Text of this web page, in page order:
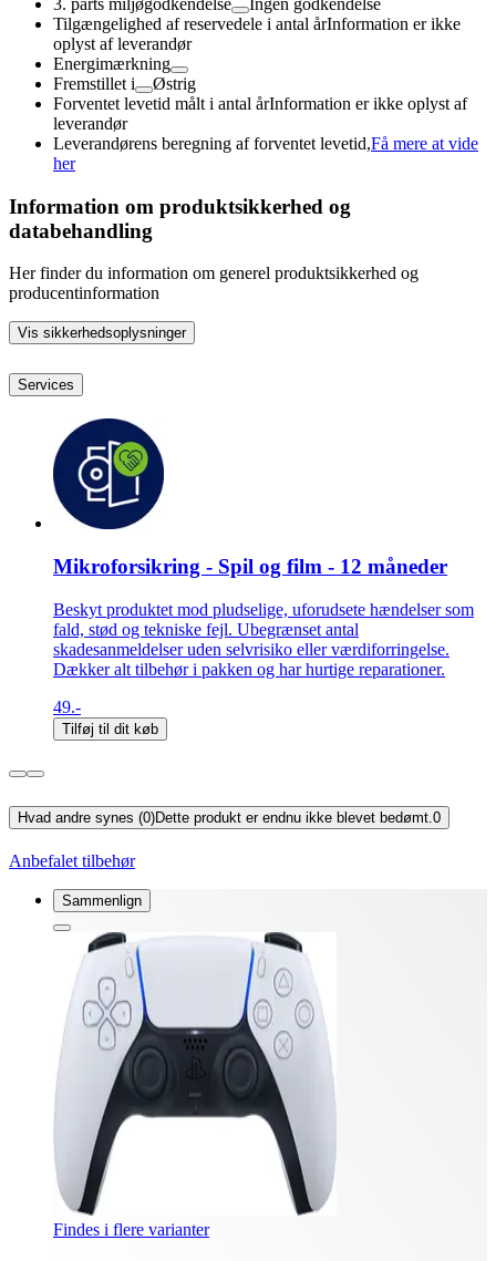
Tilgængelighed af reservedele i antal årInformation er ikke
oplyst af leverandør
Energimærkning
Fremstillet i
Østrig
Forventet levetid målt i antal årInformation er ikke oplyst af
leverandør
Leverandørens beregning af forventet levetid,Få mere at vide
her
Information om produktsikkerhed og
databehandling
Her finder du information om generel produktsikkerhed og
producentinformation
Vis sikkerhedsoplysninger
Services
Mikroforsikring - Spil og film - 12 måneder
Beskyt produktet mod pludselige, uforudsete hændelser som
fald, stød og tekniske fejl. Ubegrænset antal
skadesanmeldelser uden selvrisiko eller værdiforringelse.
Dækker alt tilbehør i pakken og har hurtige reparationer.
49.-
Tilføj til dit køb
Hvad andre synes (0)Dette produkt er endnu ikke blevet bedømt.0
Anbefalet tilbehør
Sammenlign
Findes i flere varianter